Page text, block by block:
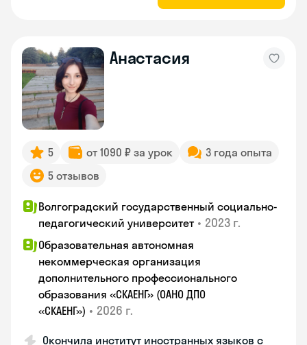
Анастасия
5 от 1090 ₽ за урок
3 года опыта
5 отзывов
Волгоградский государственный социально-
педагогический университет • 2023 г.
Образовательная автономная
некоммерческая организация
дополнительного профессионального
образования «СКАЕНГ» (ОАНО ДПО
«СКАЕНГ») • 2026 г.
Окончила институт иностранных языков с